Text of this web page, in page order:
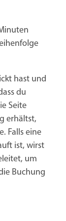
hast und
du
Seite
erhältst,
Falls eine
ist, wirst
um
Buchung